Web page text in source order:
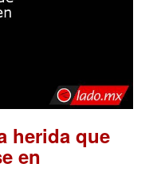
herida que
en